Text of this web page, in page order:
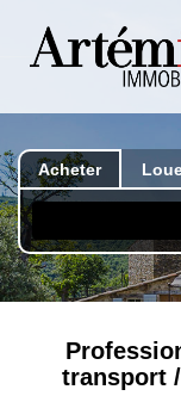
Acheter
transport